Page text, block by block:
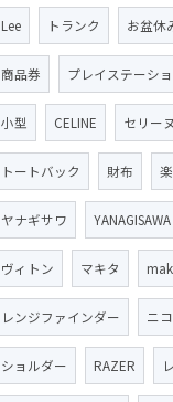
Lee トランク お盆休
商品券 プレイステーシ
小型 CELINE セリーヌ
トートバック 財布
ヤナギサワ YANAGISAWA
ヴィトン マキタ
レンジファインダー ニ
ショルダー RAZER